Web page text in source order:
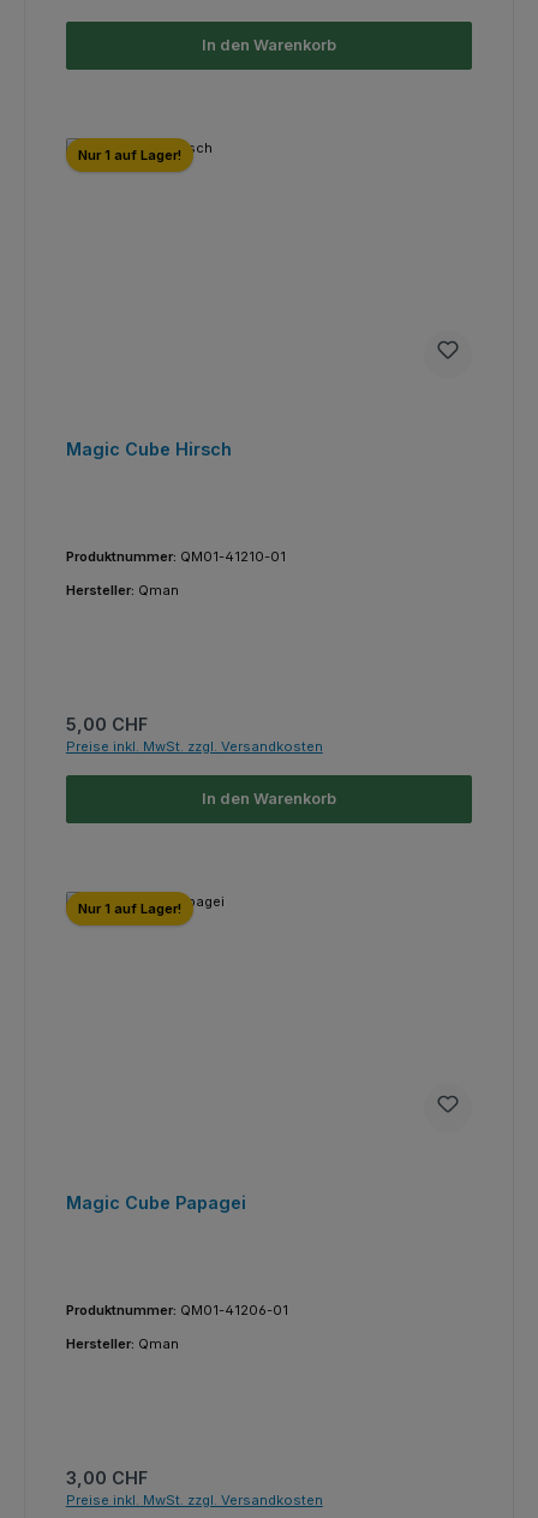
In den Warenkorb
Nur 1 auf Lager!
Magic Cube Hirsch
Produktnummer: QM01-41210-01
Hersteller: Qman
Regulärer Preis:
5,00 CHF
Preise inkl. MwSt. zzgl. Versandkosten
In den Warenkorb
Nur 1 auf Lager!
Magic Cube Papagei
Produktnummer: QM01-41206-01
Hersteller: Qman
Regulärer Preis:
3,00 CHF
Preise inkl. MwSt. zzgl. Versandkosten